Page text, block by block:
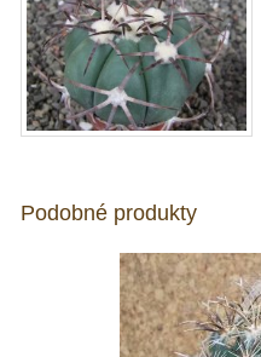
Podobné produkty